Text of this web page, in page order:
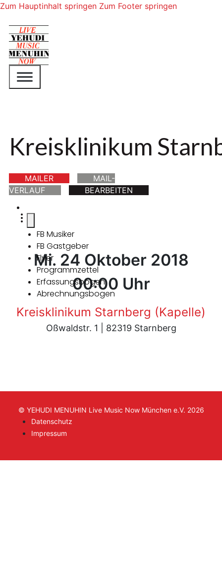
Zum Hauptinhalt springen Zum Footer springen
Kreisklinikum
MAILER
MAIL-
VERLAUF
BEARBEITEN
FB Musiker
FB Gastgeber
Flyer
Programmzettel
Erfassungsbogen
Abrechnungsbogen
Mi. 24 Oktober 2018
00:00 Uhr
Kreisklinikum Starnberg (Kapelle)
Oßwaldstr. 1 | 82319 Starnberg
© YEHUDI MENUHIN Live Music Now München e.V. 2026
Datenschutz
Impressum